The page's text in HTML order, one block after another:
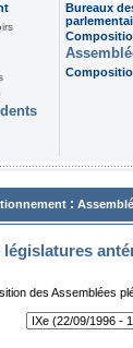
Bureaux
:
des Assemblées